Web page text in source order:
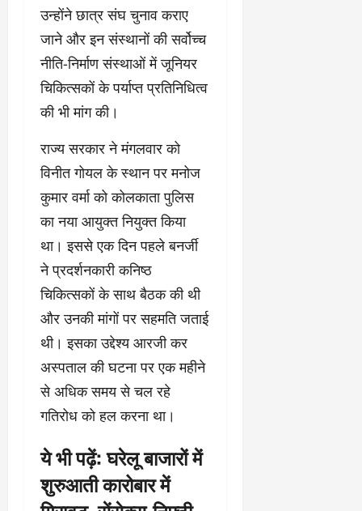
उन्होंने छात्र संघ चुनाव कराए
जाने और इन संस्थानों की सर्वोच्च
नीति-निर्माण संस्थाओं में जूनियर
चिकित्सकों के पर्याप्त प्रतिनिधित्व
की भी मांग की।
राज्य सरकार ने मंगलवार को
विनीत गोयल के स्थान पर मनोज
कुमार वर्मा को कोलकाता पुलिस
का नया आयुक्त नियुक्त किया
था। इससे एक दिन पहले बनर्जी
ने प्रदर्शनकारी कनिष्ठ
चिकित्सकों के साथ बैठक की थी
और उनकी मांगों पर सहमति जताई
थी। इसका उद्देश्य आरजी कर
अस्पताल की घटना पर एक महीने
से अधिक समय से चल रहे
गतिरोध को हल करना था।
ये भी पढ़ें:घरेलू बाजारों में
शुरुआती कारोबार में